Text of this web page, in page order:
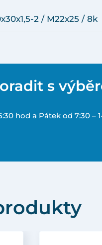
2 / M22x25 / 8k
s
hod a Pátek od 7:30 –